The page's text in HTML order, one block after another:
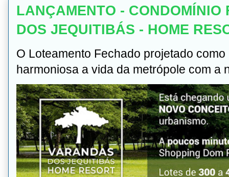
LANÇAMENTO - CONDOMÍNIO
DOS JEQUITIBÁS - HOME
O Loteamento Fechado projetado
harmoniosa a vida da metrópole com a